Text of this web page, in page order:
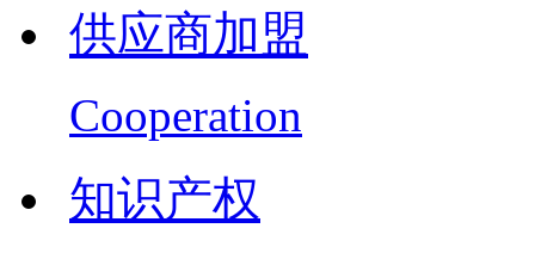
供应商加盟
Cooperation
知识产权